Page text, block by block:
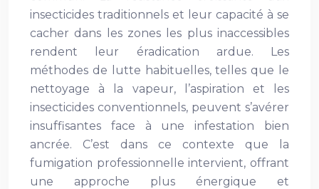
insecticides traditionnels et leur capacité à se
cacher dans les zones les plus inaccessibles
rendent leur éradication ardue. Les
méthodes de lutte habituelles, telles que le
nettoyage à la vapeur, l’aspiration et les
insecticides conventionnels, peuvent s’avérer
insuffisantes face à une infestation bien
ancrée. C’est dans ce contexte que la
fumigation professionnelle intervient, offrant
une approche plus énergique et